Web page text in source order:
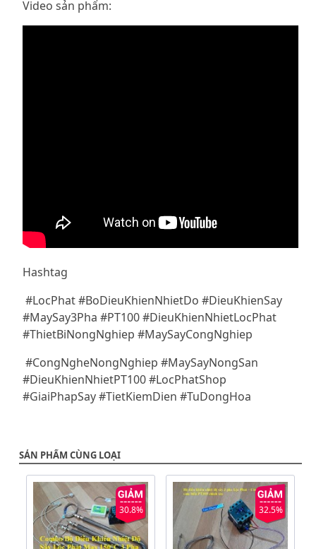
Video sản phẩm:
Hashtag
#LocPhat #BoDieuKhienNhietDo #DieuKhienSay
#MaySay3Pha #PT100 #DieuKhienNhietLocPhat
#ThietBiNongNghiep #MaySayCongNghiep
#CongNgheNongNghiep #MaySayNongSan
#DieuKhienNhietPT100 #LocPhatShop
#GiaiPhapSay #TietKiemDien #TuDongHoa
SẢN PHẨM CÙNG LOẠI
30.8% 32.5%